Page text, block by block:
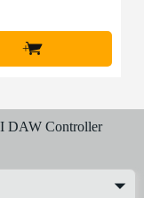
+
DAW Controller